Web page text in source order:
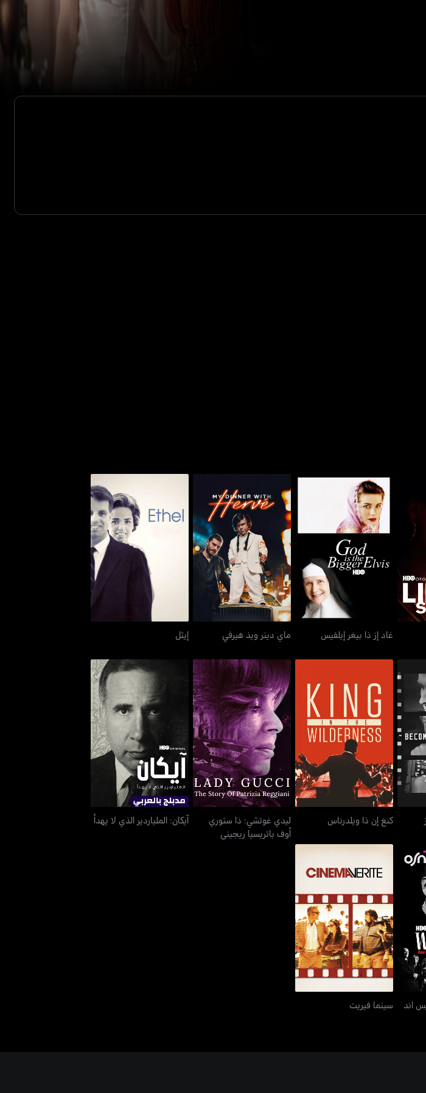
غاد إز ذا بيغر إيلفيس
غاد إز ذا بيغر إيلفيس
ماي دينر ويذ هيرفي
ماي دينر ويذ هيرفي
إيثل
إيثل
كنغ إن ذا ويلدرناس
كنغ إن ذا ويلدرناس
ليدي غوتشي: ذا ستوري
أوف باتريسيا ريجيني
ليدي غوتشي: ذا ستوري
أوف باتريسيا ريجيني
آيكان: الملياردير الذي لا يهدأ
آيكان: الملياردير الذي لا يهدأ
اند
اند
سينما فيريت
سينما فيريت